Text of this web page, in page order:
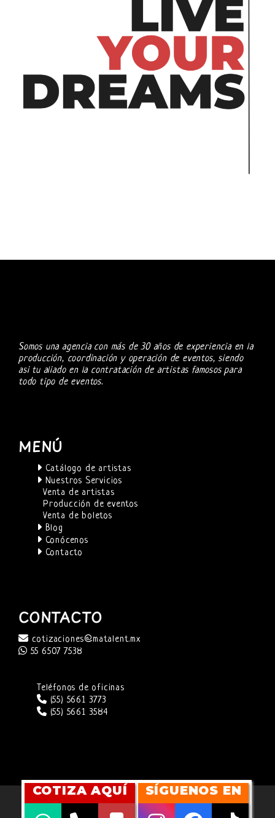
Somos una agencia con más de 30 años de experiencia en la
producción, coordinación y operación de eventos, siendo
asi tu aliado en la contratación de artistas famosos para
todo tipo de eventos.
MENÚ
Catálogo de artistas
Nuestros Servicios
Venta de artistas
Producción de eventos
Venta de boletos
Blog
Conócenos
Contacto
CONTACTO
cotizaciones@matalent.mx
55 6507 7538
Teléfonos de oficinas
(55) 5661 3773
(55) 5661 3584
SITIO WEB DESARROLLADO POR
CUBITMARKETING
COTIZA AQUÍ SÍGUENOS EN